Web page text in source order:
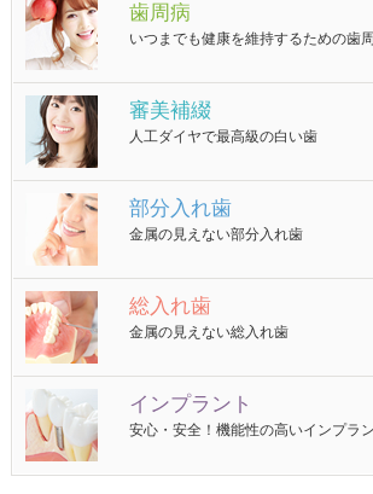
歯周病
いつまでも健康を維持するための歯
審美補綴
人工ダイヤで最高級の白い歯
部分入れ歯
金属の見えない部分入れ歯
総入れ歯
金属の見えない総入れ歯
インプラント
安心・安全！機能性の高いインプラ